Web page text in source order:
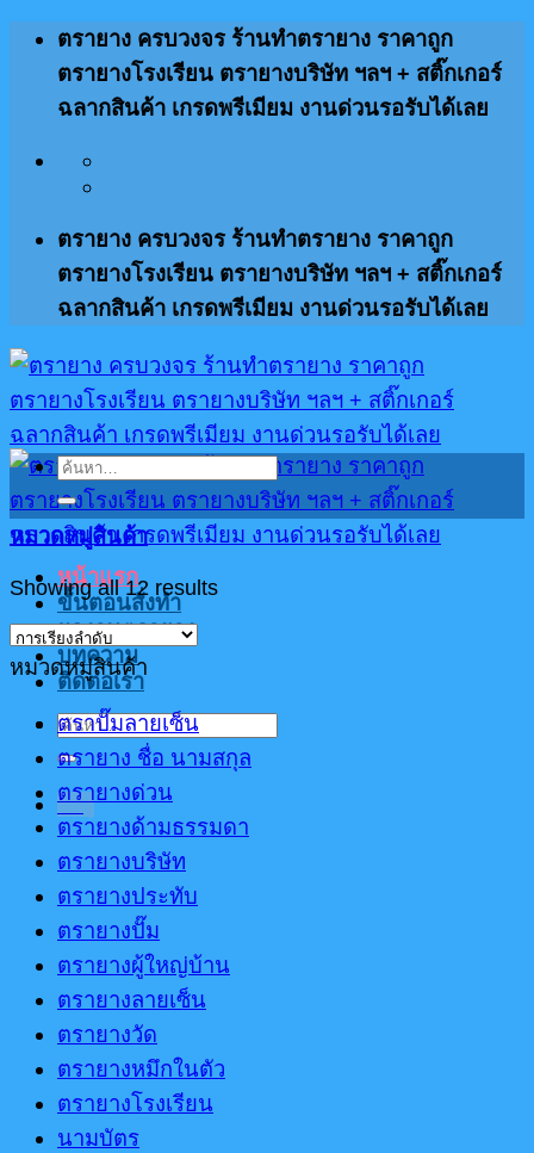
ข้าม
ตรายาง ครบวงจร ร้านทำตรายาง ราคาถูก
ตรายางโรงเรียน ตรายางบริษัท ฯลฯ + สติ๊กเกอร์
ฉลากสินค้า เกรดพรีเมียม งานด่วนรอรับได้เลย
ตรายาง ครบวงจร ร้านทำตรายาง ราคาถูก
ตรายางโรงเรียน ตรายางบริษัท ฯลฯ + สติ๊กเกอร์
ฉลากสินค้า เกรดพรีเมียม งานด่วนรอรับได้เลย
หน้าแรก
ขั้นตอนสั่งทำ
ผลงานตรายาง
บทความ
ติดต่อเรา
ค้นหา:
เมนู
ค้นหา:
หมวดหมู่สินค้า
Showing all 12 results
หมวดหมู่สินค้า
ตราปั๊มลายเซ็น
ตรายาง ชื่อ นามสกุล
ตรายางด่วน
ตรายางด้ามธรรมดา
ตรายางบริษัท
ตรายางประทับ
ตรายางปั๊ม
ตรายางผู้ใหญ่บ้าน
ตรายางลายเซ็น
ตรายางวัด
ตรายางหมึกในตัว
ตรายางโรงเรียน
นามบัตร